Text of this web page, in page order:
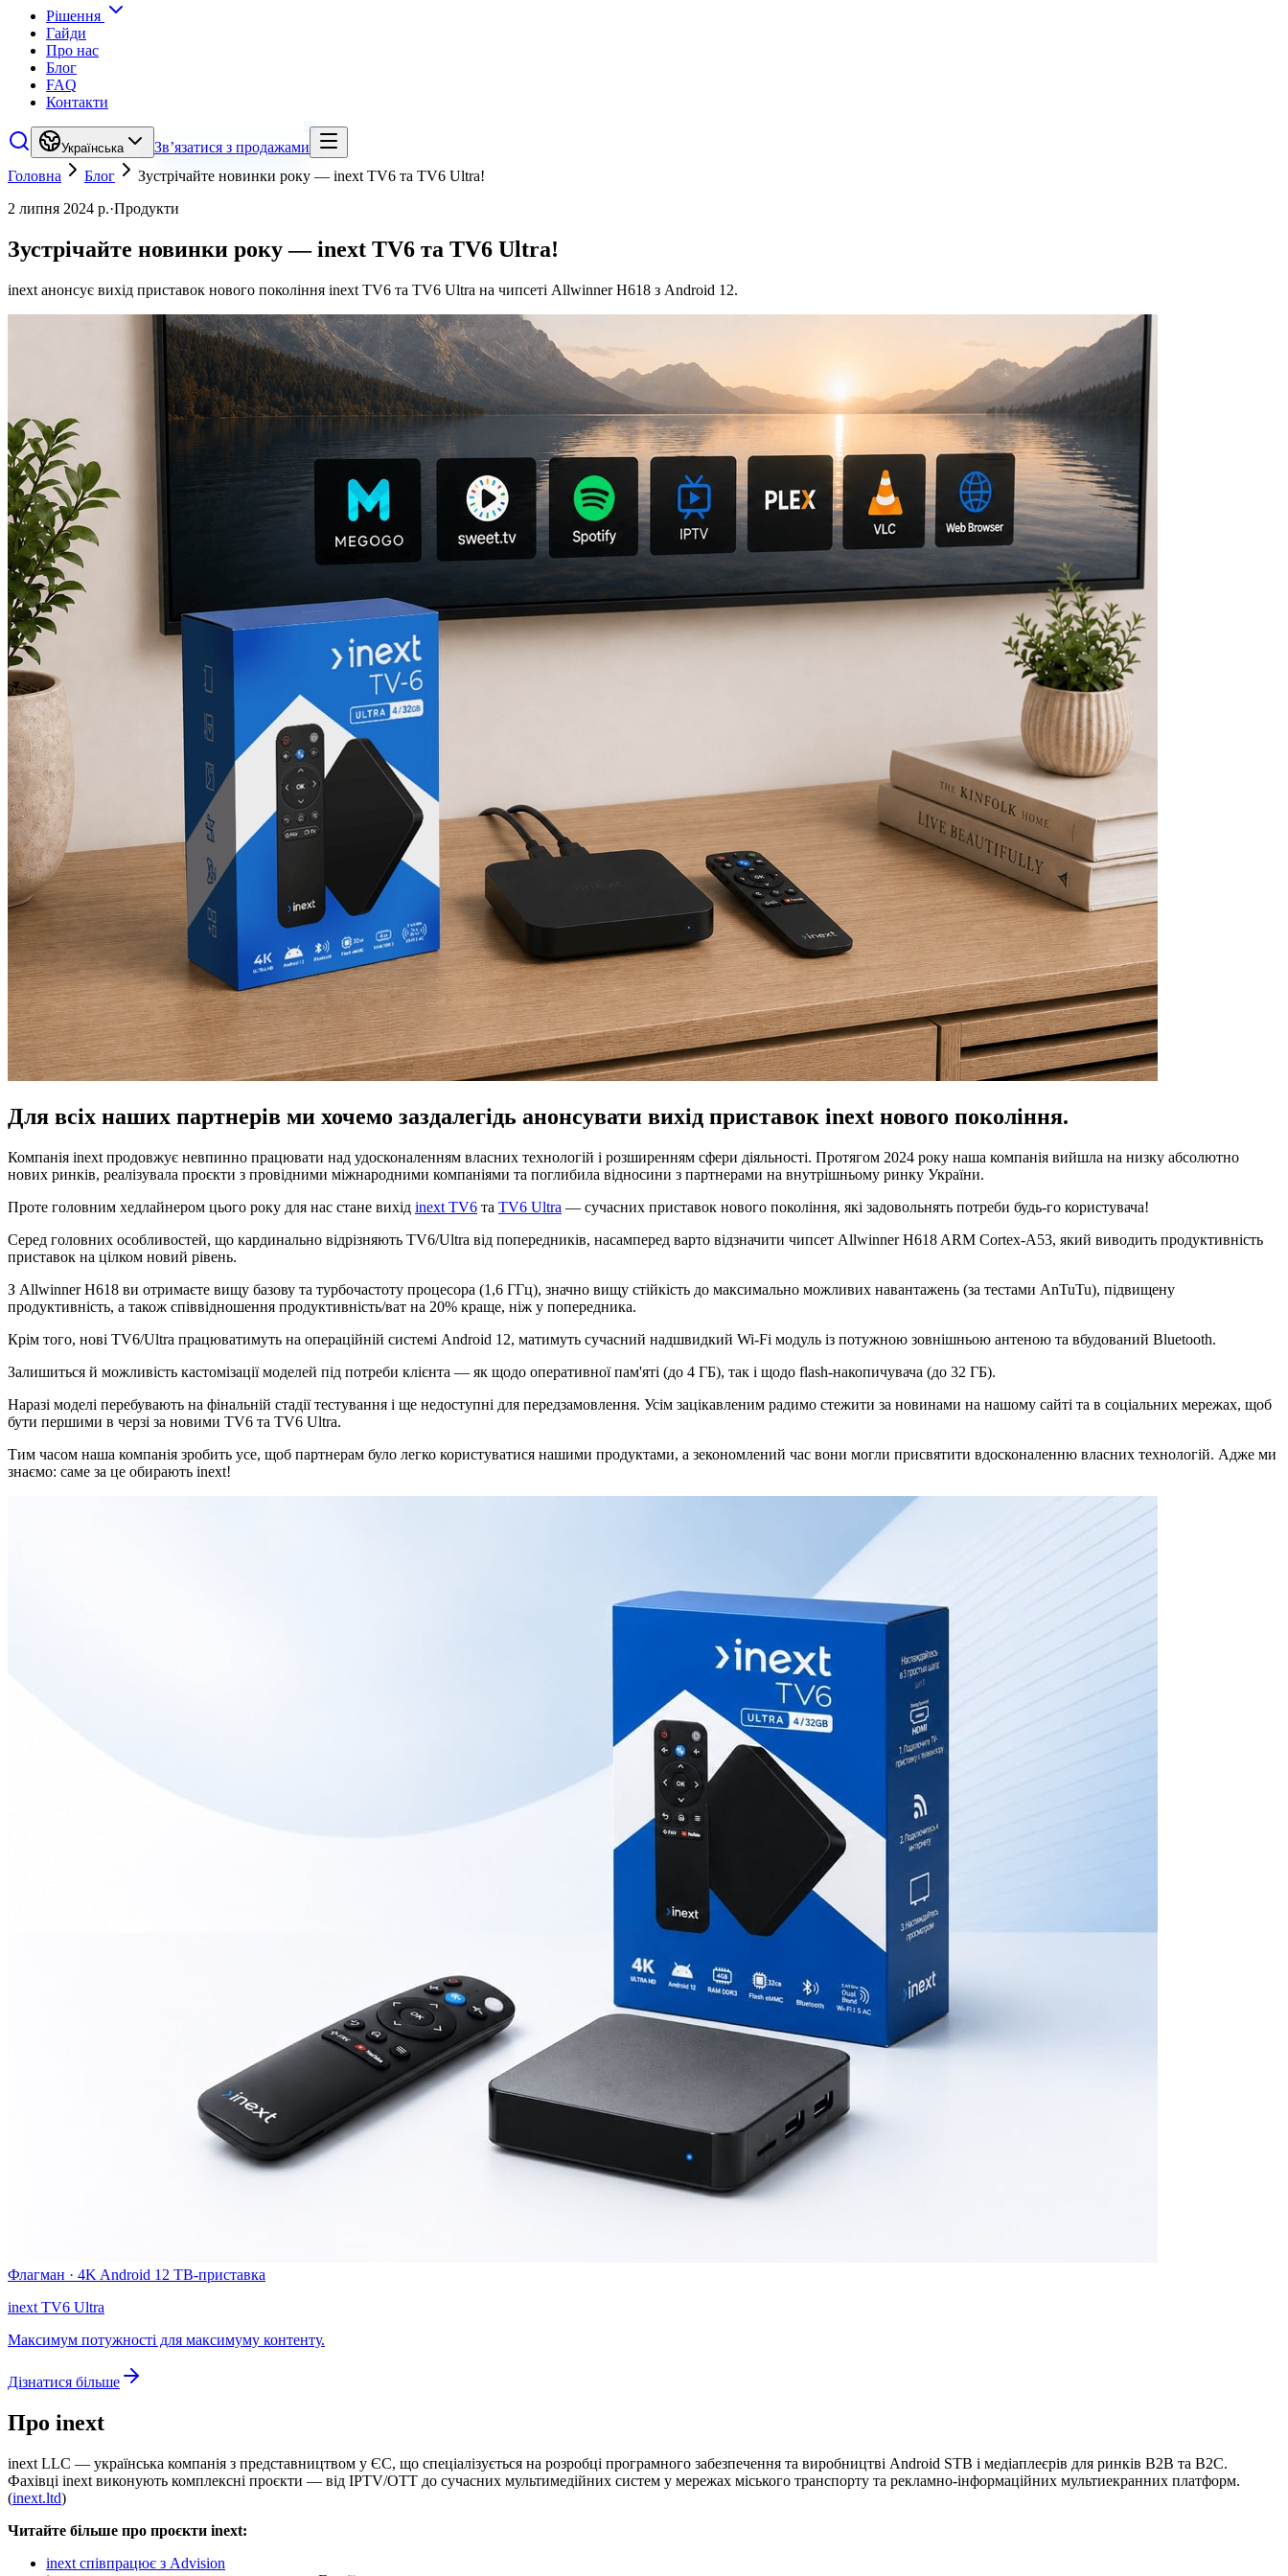
Рішення
Гайди
Про нас
Блог
FAQ
Контакти
Українська
Зв’язатися з продажами
Головна
Блог
Зустрічайте новинки року — inext TV6 та TV6 Ultra!
2 липня 2024 р.·Продукти
Зустрічайте новинки року — inext TV6 та TV6 Ultra!
inext анонсує вихід приставок нового покоління inext TV6 та TV6 Ultra на чипсеті Allwinner H618 з Android 12.
Для всіх наших партнерів ми хочемо заздалегідь анонсувати вихід приставок inext нового покоління.
Компанія inext продовжує невпинно працювати над удосконаленням власних технологій і розширенням сфери діяльності. Протягом 2024 року наша компанія вийшла на низку абсолютно
нових ринків, реалізувала проєкти з провідними міжнародними компаніями та поглибила відносини з партнерами на внутрішньому ринку України.
Проте головним хедлайнером цього року для нас стане вихід inext TV6 та TV6 Ultra — сучасних приставок нового покоління, які задовольнять потреби будь-го користувача!
Серед головних особливостей, що кардинально відрізняють TV6/Ultra від попередників, насамперед варто відзначити чипсет Allwinner H618 ARM Cortex-A53, який виводить продуктивність
приставок на цілком новий рівень.
З Allwinner H618 ви отримаєте вищу базову та турбочастоту процесора (1,6 ГГц), значно вищу стійкість до максимально можливих навантажень (за тестами AnTuTu), підвищену
продуктивність, а також співвідношення продуктивність/ват на 20% краще, ніж у попередника.
Крім того, нові TV6/Ultra працюватимуть на операційній системі Android 12, матимуть сучасний надшвидкий Wi-Fi модуль із потужною зовнішньою антеною та вбудований Bluetooth.
Залишиться й можливість кастомізації моделей під потреби клієнта — як щодо оперативної пам'яті (до 4 ГБ), так і щодо flash-накопичувача (до 32 ГБ).
Наразі моделі перебувають на фінальній стадії тестування і ще недоступні для передзамовлення. Усім зацікавленим радимо стежити за новинами на нашому сайті та в соціальних мережах, щоб
бути першими в черзі за новими TV6 та TV6 Ultra.
Тим часом наша компанія зробить усе, щоб партнерам було легко користуватися нашими продуктами, а зекономлений час вони могли присвятити вдосконаленню власних технологій. Адже ми
знаємо: саме за це обирають inext!
Флагман · 4K Android 12 ТВ-приставка
inext TV6 Ultra
Максимум потужності для максимуму контенту.
Дізнатися більше
Про inext
inext LLC — українська компанія з представництвом у ЄС, що спеціалізується на розробці програмного забезпечення та виробництві Android STB і медіаплеєрів для ринків B2B та B2C.
Фахівці inext виконують комплексні проєкти — від IPTV/OTT до сучасних мультимедійних систем у мережах міського транспорту та рекламно-інформаційних мультиекранних платформ.
(inext.ltd)
Читайте більше про проєкти inext:
inext співпрацює з Advision